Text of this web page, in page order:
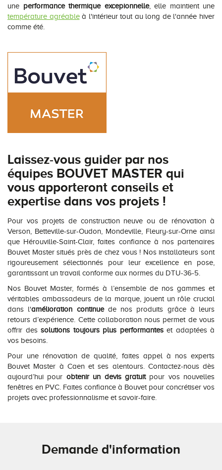
une performance thermique excepionnelle, elle maintient une
température agréableà l'intérieur tout au long de l'année hiver
comme été.
Laissez-vous guider par nos
équipes BOUVET MASTER qui
vous apporteront conseils et
expertise dans vos projets !
Pour vos projets de construction neuve ou de rénovation à
Verson, Betteville-sur-Oudon, Mondeville, Fleury-sur-Orne ainsi
que Hérouville-Saint-Clair, faites confiance à nos partenaires
Bouvet Master situés près de chez vous ! Nos installateurs sont
rigoureusement sélectionnés pour leur excellence en pose,
garantissant un travail conforme aux normes du DTU-36-5.
Nos Bouvet Master, formés à l’ensemble de nos gammes et
véritables ambassadeurs de la marque, jouent un rôle crucial
dans l'amélioration continuede nos produits grâce à leurs
retours d’expérience. Cette collaboration nous permet de vous
offrir des solutions toujours plus performanteset adaptées à
vos besoins.
Pour une rénovation de qualité, faites appel à nos experts
Bouvet Master à Caen et ses alentours. Contactez-nous dès
aujourd’hui pour obtenir un devis gratuitpour vos nouvelles
fenêtres en PVC. Faites confiance à Bouvet pour concrétiser vos
projets avec professionnalisme et savoir-faire.
Demande d'information